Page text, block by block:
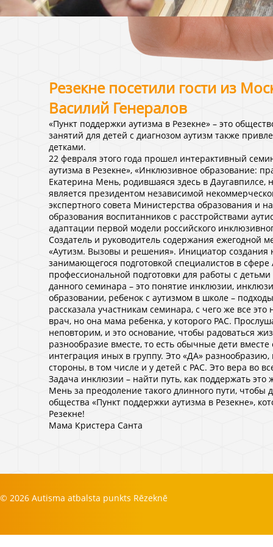
Резекне посетили гости из
Василий Генералов
«Пункт поддержки аутизма в Резекне» – это
занятий для детей с диагнозом аутизм также
детками.
22 февраля этого года прошел интерактивный
аутизма в Резекне», «Инклюзивное образование:
Екатерина Мень, родившаяся здесь в
является президентом независимой
экспертного совета Министерства образования и
образования воспитанников с расстройствами
адаптации первой модели российского
Создатель и руководитель содержания ежегодной
«Аутизм. Вызовы и решения». Инициатор создания
занимающегося подготовкой специалистов в
профессиональной подготовки для работы с
данного семинара – это понятие инклюзии,
образовании, ребенок с аутизмом в школе –
рассказала участникам семинара, с чего же все
врач, но она мама ребенка, у которого РАС.
неповторим, и это основание, чтобы радоваться
разнообразие вместе, то есть обычные дети
интеграция иных в группу. Это «ДА»
стороны, в том числе и у детей с РАС. Это вера во
Задача инклюзии – найти путь, как поддержать
Мень за преодоление такого длинного пути,
общества «Пункт поддержки аутизма в Резекне»,
Резекне!
Мама Кристера Санта
© 2026 Autisma atbalsta punkts Rēzeknē